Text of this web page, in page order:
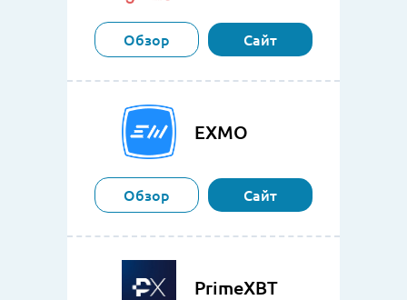
Обзор Сайт
EXMO
Обзор Сайт
PrimeXBT